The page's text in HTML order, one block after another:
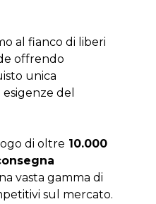
al fianco di liberi
offrendo
unica
del
di oltre 10.000
vasta gamma di
sul mercato.